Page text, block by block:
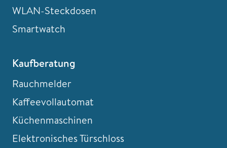
WLAN-Steckdosen
Smartwatch
Kaufberatung
Rauchmelder
Kaffeevollautomat
Küchenmaschinen
Elektronisches Türschloss